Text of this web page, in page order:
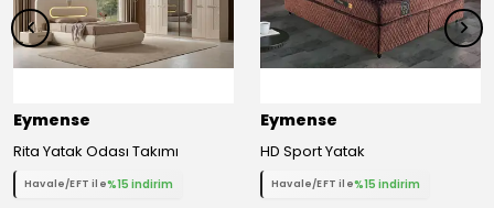
Eymense
Rita Yatak Odası Takımı
Havale/EFT ile%15 indirim
Eymense
HD Sport Yatak
Havale/EFT ile%15 indirim